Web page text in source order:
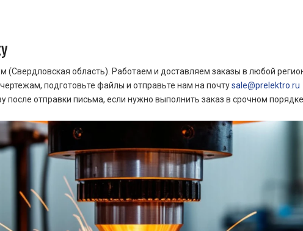
область). Работаем и доставляем заказы в любой
подготовьте файлы и отправьте нам на почтуsale@prelektro.ru
отправки письма, если нужно выполнить заказ в срочном